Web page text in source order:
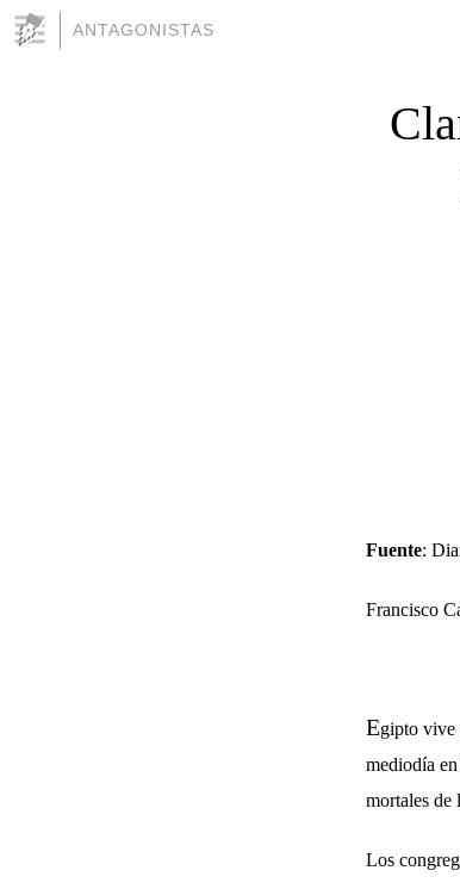
ANTAGONISTAS
Fuente:
Francisco
Egipto vive
mediodía
mortales de
Los